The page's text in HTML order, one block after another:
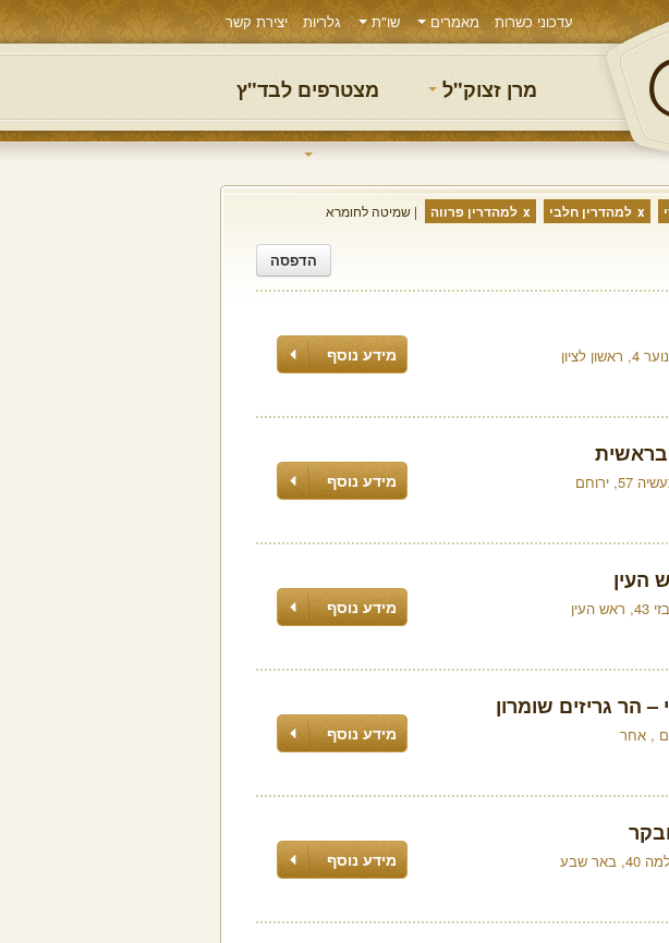
עדכוני כשרות מאמרים שו"ת גלריות יצירת קשר
מרן זצוק"ל מצטרפים לבד"ץ
למהדרין חלבי למהדרין פרווה שמיטה לחומרא
הדפסה
לציון מידע נוסף
ירוחם מידע נוסף
העין
העין מידע נוסף
– הר גריזים שומרון
, אחר מידע נוסף
שבע מידע נוסף